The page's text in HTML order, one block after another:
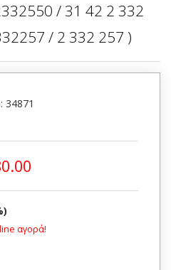
/ 31 42 2 332
/ 2 332 257 )
34871
αγορά!